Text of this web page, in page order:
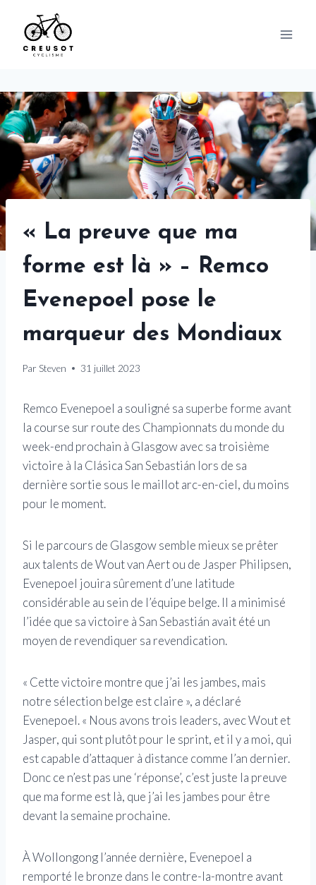
content
« La preuve que ma
forme est là » – Remco
Evenepoel pose le
marqueur des Mondiaux
Par Steven 31 juillet 2023
Remco Evenepoel a souligné sa superbe forme avant
la course sur route des Championnats du monde du
week-end prochain à Glasgow avec sa troisième
victoire à la Clásica San Sebastián lors de sa
dernière sortie sous le maillot arc-en-ciel, du moins
pour le moment.
Si le parcours de Glasgow semble mieux se prêter
aux talents de Wout van Aert ou de Jasper Philipsen,
Evenepoel jouira sûrement d’une latitude
considérable au sein de l’équipe belge. Il a minimisé
l’idée que sa victoire à San Sebastián avait été un
moyen de revendiquer sa revendication.
« Cette victoire montre que j’ai les jambes, mais
notre sélection belge est claire », a déclaré
Evenepoel. « Nous avons trois leaders, avec Wout et
Jasper, qui sont plutôt pour le sprint, et il y a moi, qui
est capable d’attaquer à distance comme l’an dernier.
Donc ce n’est pas une ‘réponse’, c’est juste la preuve
que ma forme est là, que j’ai les jambes pour être
devant la semaine prochaine.
À Wollongong l’année dernière, Evenepoel a
remporté le bronze dans le contre-la-montre avant